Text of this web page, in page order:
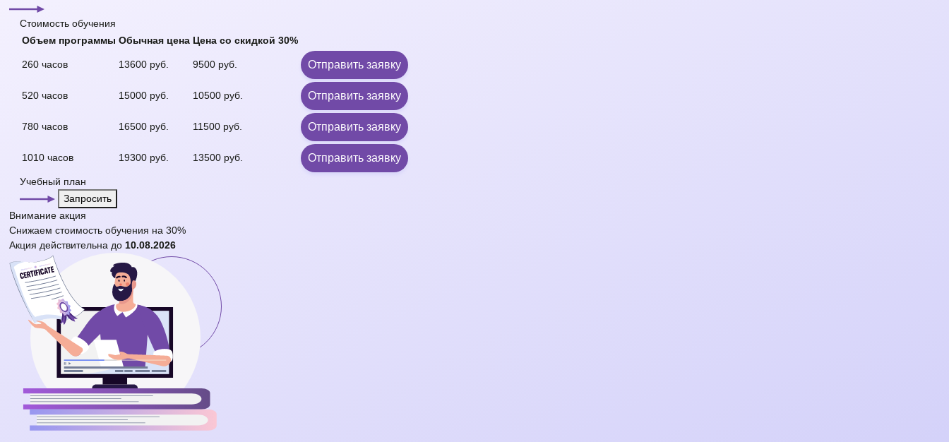
Стоимость обучения
Объем программы Обычная цена Цена со скидкой 30%
260 часов 13600 руб. 9500 руб. Отправить заявку
520 часов 15000 руб. 10500 руб. Отправить заявку
780 часов 16500 руб. 11500 руб. Отправить заявку
1010 часов 19300 руб. 13500 руб. Отправить заявку
Учебный план
Запросить
Внимание акция
Снижаем стоимость обучения на 30%
Акция действительна до 10.08.2026